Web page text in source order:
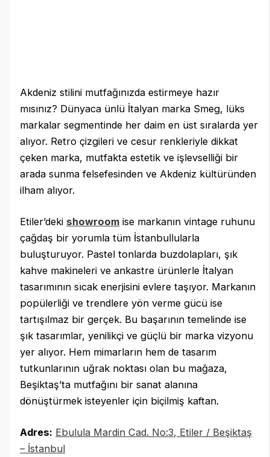
Akdeniz stilini mutfağınızda estirmeye hazır
mısınız? Dünyaca ünlü İtalyan marka Smeg, lüks
markalar segmentinde her daim en üst sıralarda yer
alıyor. Retro çizgileri ve cesur renkleriyle dikkat
çeken marka, mutfakta estetik ve işlevselliği bir
arada sunma felsefesinden ve Akdeniz kültüründen
ilham alıyor.
Etiler’deki showroom ise markanın vintage ruhunu
çağdaş bir yorumla tüm İstanbullularla
buluşturuyor. Pastel tonlarda buzdolapları, şık
kahve makineleri ve ankastre ürünlerle İtalyan
tasarımının sıcak enerjisini evlere taşıyor. Markanın
popülerliği ve trendlere yön verme gücü ise
tartışılmaz bir gerçek. Bu başarının temelinde ise
şık tasarımlar, yenilikçi ve güçlü bir marka vizyonu
yer alıyor. Hem mimarların hem de tasarım
tutkunlarının uğrak noktası olan bu mağaza,
Beşiktaş’ta mutfağını bir sanat alanına
dönüştürmek isteyenler için biçilmiş kaftan.
Adres: Ebulula Mardin Cad. No:3, Etiler / Beşiktaş
– İstanbul